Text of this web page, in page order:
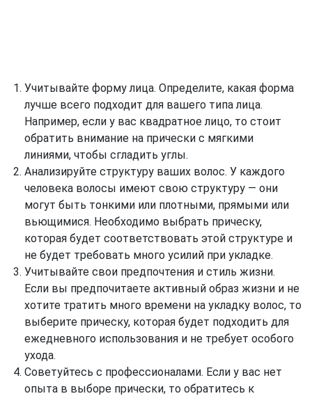
Учитывайте форму лица. Определите, какая форма
лучше всего подходит для вашего типа лица.
Например, если у вас квадратное лицо, то стоит
обратить внимание на прически с мягкими
линиями, чтобы сгладить углы.
Анализируйте структуру ваших волос. У каждого
человека волосы имеют свою структуру — они
могут быть тонкими или плотными, прямыми или
вьющимися. Необходимо выбрать прическу,
которая будет соответствовать этой структуре и
не будет требовать много усилий при укладке.
Учитывайте свои предпочтения и стиль жизни.
Если вы предпочитаете активный образ жизни и не
хотите тратить много времени на укладку волос, то
выберите прическу, которая будет подходить для
ежедневного использования и не требует особого
ухода.
Советуйтесь с профессионалами. Если у вас нет
опыта в выборе прически, то обратитесь к